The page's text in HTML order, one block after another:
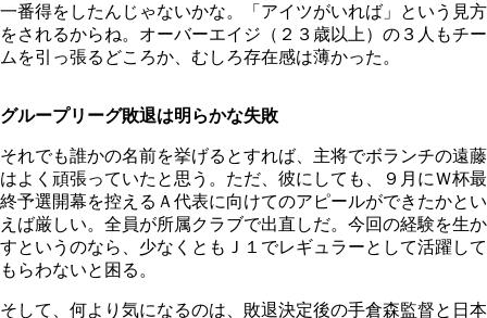
一番得をしたんじゃないかな。「アイツがいれば」という見方
をされるからね。オーバーエイジ（２３歳以上）の３人もチー
ムを引っ張るどころか、むしろ存在感は薄かった。
グループリーグ敗退は明らかな失敗
それでも誰かの名前を挙げるとすれば、主将でボランチの遠藤
はよく頑張っていたと思う。ただ、彼にしても、９月にＷ杯最
終予選開幕を控えるＡ代表に向けてのアピールができたかとい
えば厳しい。全員が所属クラブで出直しだ。今回の経験を生か
すというのなら、少なくともＪ１でレギュラーとして活躍して
もらわないと困る。
そして、何より気になるのは、敗退決定後の手倉森監督と日本